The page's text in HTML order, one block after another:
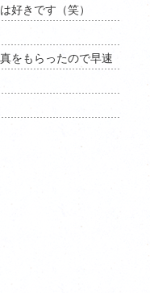
好きです（笑）
をもらったので早速